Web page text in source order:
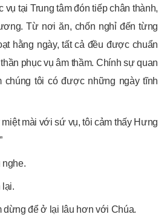
tại Trung tâm đón tiếp chân thành,
Từ nơi ăn, chốn nghỉ đến từng
hằng ngày, tất cả đều được chuẩn
phục vụ âm thầm. Chính sự quan
chúng tôi có được những ngày tĩnh
mài với sứ vụ, tôi cảm thấy Hưng
nghe.
lại.
dừng để ở lại lâu hơn với Chúa.